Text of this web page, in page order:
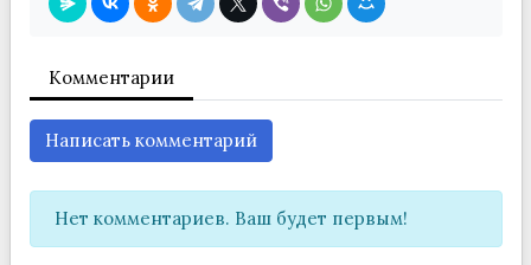
Комментарии
Написать комментарий
Нет комментариев. Ваш будет первым!